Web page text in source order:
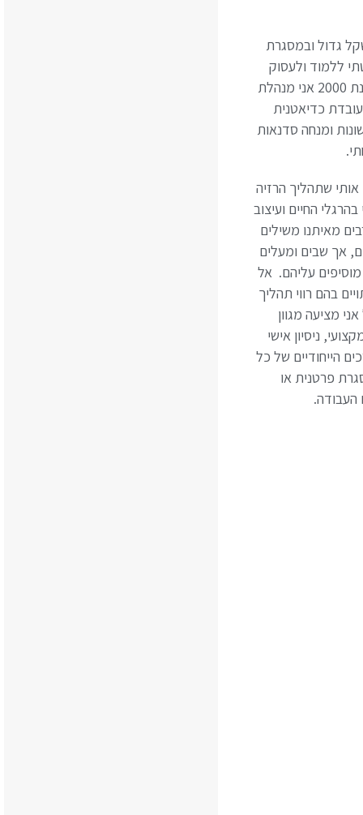
משקל גדול ובמסגרת
ללמוד ולעסוק
בתחום התזונה הקלינית. משנת 2000 אני מנהלת
כדיאטנית
ומנחה סדנאות
אותי שתהליך הרזיה
החיים ועיצוב
מאיתנו משילים
אך שבים ומעלים
עליהם. אל
בהם רווי תהליך
מציעה מגוון
ניסיון אישי
הייחודיים של כל
פרטנית או